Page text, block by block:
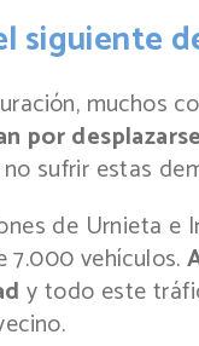
siguiente
muchos
por
sufrir estas
de Urnieta e
7.000 vehículos.
y todo este